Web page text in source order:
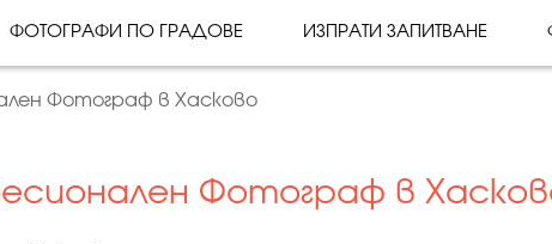
ФОТОГРАФИ ПО ГРАДОВЕ ИЗПРАТИ ЗАПИТВАНЕ
Фотограф в Хасково
Фотограф в